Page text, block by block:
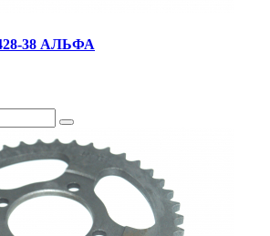
428-38 АЛЬФА